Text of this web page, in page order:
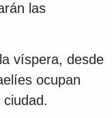
las
víspera, desde
ocupan